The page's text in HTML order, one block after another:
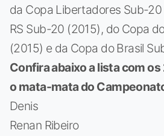
da Copa Libertadores Sub-
RS Sub-20 (2015), do Copa
(2015) e da Copa do Brasil
Confira abaixo a lista com
o mata-mata do
Denis
Renan Ribeiro